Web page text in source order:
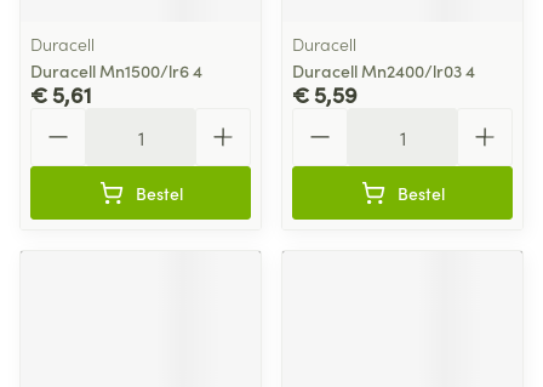
Duracell
Duracell Mn1500/lr6 4
€ 5,61
Bestel
Duracell
Duracell Mn2400/lr03 4
€ 5,59
Bestel